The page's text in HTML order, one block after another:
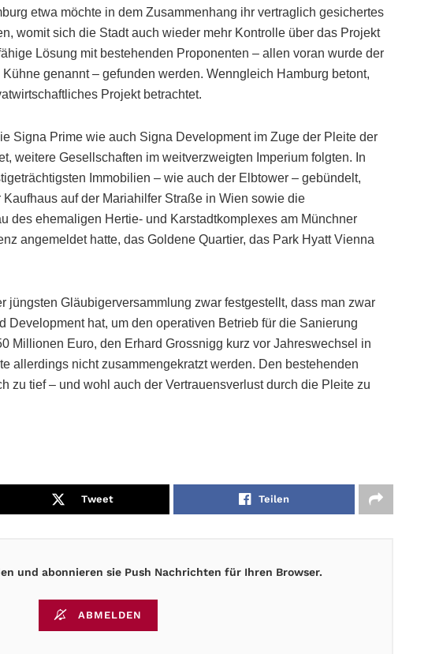
etwa möchte in dem Zusammenhang ihr vertraglich gesichertes
womit sich die Stadt auch wieder mehr Kontrolle über das Projekt
Lösung mit bestehenden Proponenten – allen voran wurde der
genannt – gefunden werden. Wenngleich Hamburg betont,
Projekt betrachtet.
Signa Prime wie auch Signa Development im Zuge der Pleite der
weitere Gesellschaften im weitverzweigten Imperium folgten. In
Immobilien – wie auch der Elbtower – gebündelt,
auf der Mariahilfer Straße in Wien sowie die
des ehemaligen Hertie- und Karstadtkomplexes am Münchner
angemeldet hatte, das Goldene Quartier, das Park Hyatt Vienna
jüngsten Gläubigerversammlung zwar festgestellt, dass man zwar
Development hat, um den operativen Betrieb für die Sanierung
Millionen Euro, den Erhard Grossnigg kurz vor Jahreswechsel in
allerdings nicht zusammengekratzt werden. Den bestehenden
zu tief – und wohl auch der Vertrauensverlust durch die Pleite zu
Tweet Teilen
und abonnieren sie Push Nachrichten für Ihren Browser.
ABMELDEN